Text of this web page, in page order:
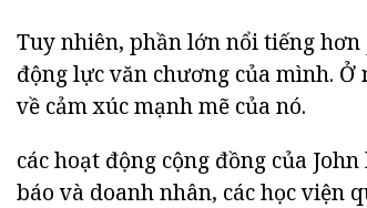
Tuy nhiên, phần lớn nổi tiếng hơn
động lực văn chương của mình.
về cảm xúc mạnh mẽ của nó.
các hoạt động cộng đồng của
báo và doanh nhân, các học viện